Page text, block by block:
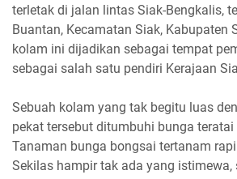
terletak di jalan lintas Siak-Bengkalis,
Buantan, Kecamatan Siak, Kabupaten
kolam ini dijadikan sebagai tempat
sebagai salah satu pendiri Kerajaan
Sebuah kolam yang tak begitu luas
pekat tersebut ditumbuhi bunga
Tanaman bunga bongsai tertanam
Sekilas hampir tak ada yang istimewa,